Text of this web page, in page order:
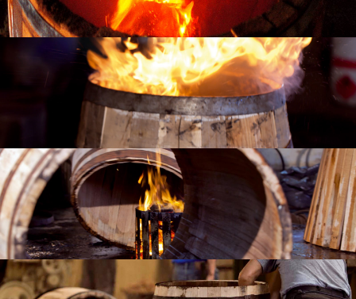
Il fuoco amico
L'AZIENDA
INDIETRO